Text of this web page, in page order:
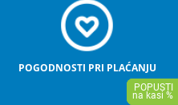
POGODNOSTI PRI PLAĆANJU